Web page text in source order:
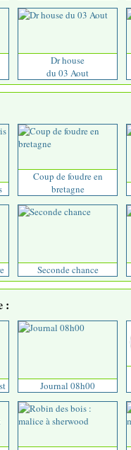
Dr house
du 03 Aout
Coup de foudre en
bretagne
Seconde chance
:
Journal 08h00